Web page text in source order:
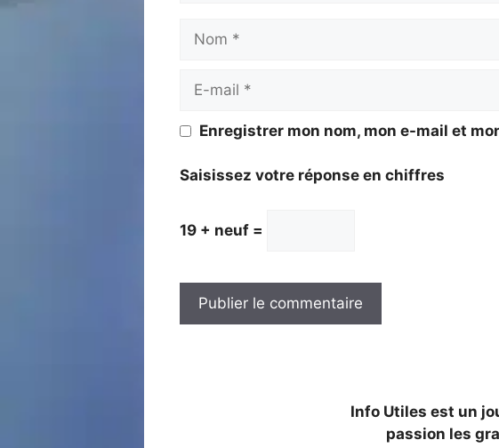
mail
Enregistrer mon nom, mon e-mail et
Saisissez votre réponse en chiffres
19 + neuf =
Info Utiles est un
passion les